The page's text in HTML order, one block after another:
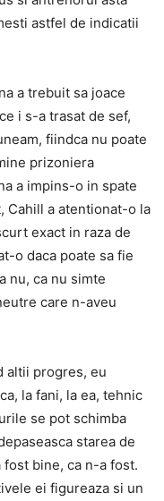
astfel de indicatii
a trebuit sa joace
i s-a trasat de sef,
fiindca nu poate
prizoniera
a impins-o in spate
Cahill a atentionat-o la
exact in raza de
o daca poate sa fie
nu, ca nu simte
care n-aveu
altii progres, eu
la fani, la ea, tehnic
se pot schimba
starea de
fost bine, ca n-a fost.
ei figureaza si un